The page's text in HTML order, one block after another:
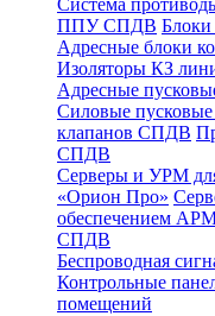
Система
ППУ СПДВ
Адресные блоки
Изоляторы КЗ
Адресные
Силовые
клапанов СПДВ
СПДВ
Серверы и УРМ
«Орион Про»
обеспечением
СПДВ
Беспроводная
Контрольные
помещений